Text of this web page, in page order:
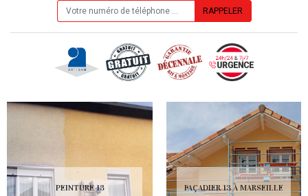
PEINTURE 13 FAÇADIER 13 À MARSEILLE